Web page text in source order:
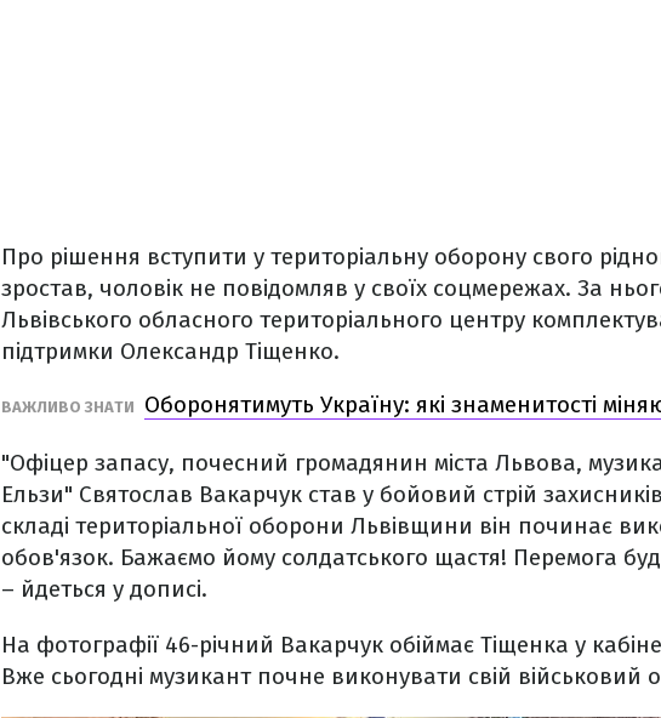
Про рішення вступити у територіальну оборону свого
зростав, чоловік не повідомляв у своїх соцмережах. За
Львівського обласного територіального центру
підтримки Олександр Тіщенко.
ВАЖЛИВО ЗНАТИ Оборонятимуть Україну: які знаменитості
"Офіцер запасу, почесний громадянин міста Львова,
Ельзи" Святослав Вакарчук став у бойовий стрій
складі територіальної оборони Львівщини він починає
обов'язок. Бажаємо йому солдатського щастя! Перемога
– йдеться у дописі.
На фотографії 46-річний Вакарчук обіймає Тіщенка у
Вже сьогодні музикант почне виконувати свій військовий